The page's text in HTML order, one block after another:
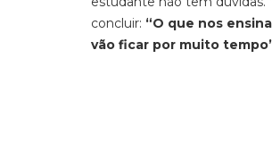
concluir: “O que nos
vão ficar por muito